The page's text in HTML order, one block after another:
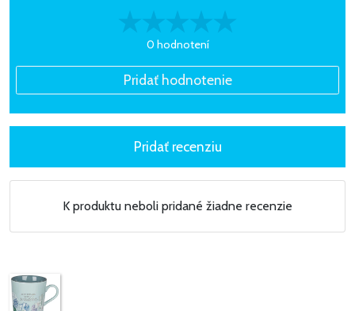
0 hodnotení
K produktu neboli pridané žiadne recenzie